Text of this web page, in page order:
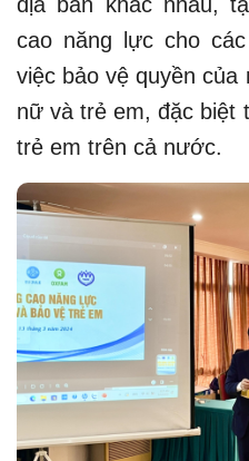
cao năng lực cho
việc bảo vệ quyền của
nữ và trẻ em, đặc biệt
trẻ em trên cả nước.